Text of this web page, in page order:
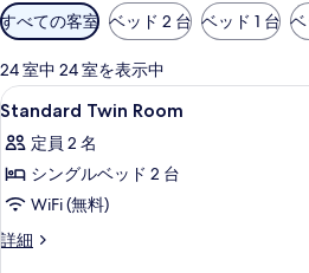
利
用
可
能
な
客
室
の
り
すべての客室 ベッド 2 台 ベッド 1 台
24 室中 24 室を表示中
Standard
Twin
Room
の
す
べ
セー
2
Standard Twin Room
定員 2 名
シングルベッド 2 台
WiFi (無料)
詳細
Standard